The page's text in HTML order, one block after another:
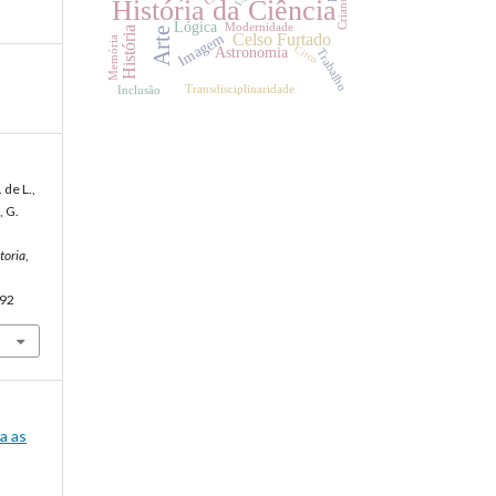
L.,
as
História da Ciência
Arte
História Celso Furtado
Lógica
Astronomia
Imagem
Modernidade
Trabalho
Transdisciplinaridade
Inclusão
Memória Circo